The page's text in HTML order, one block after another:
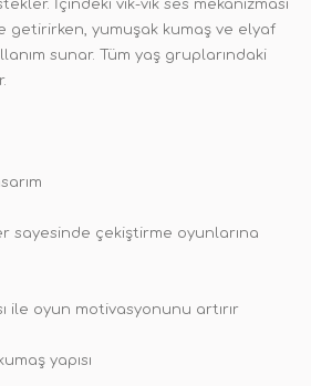
İçindeki vik-vik ses mekanizması
getirirken, yumuşak kumaş ve elyaf
sunar. Tüm yaş gruplarındaki
sayesinde çekiştirme oyunlarına
ile oyun motivasyonunu artırır
yapısı